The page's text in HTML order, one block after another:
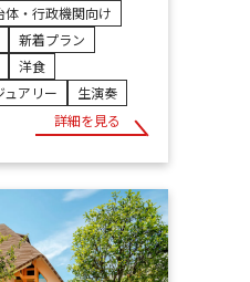
体・行政機関向け
新着プラン
洋食
ュアリー
生演奏
詳細を見る